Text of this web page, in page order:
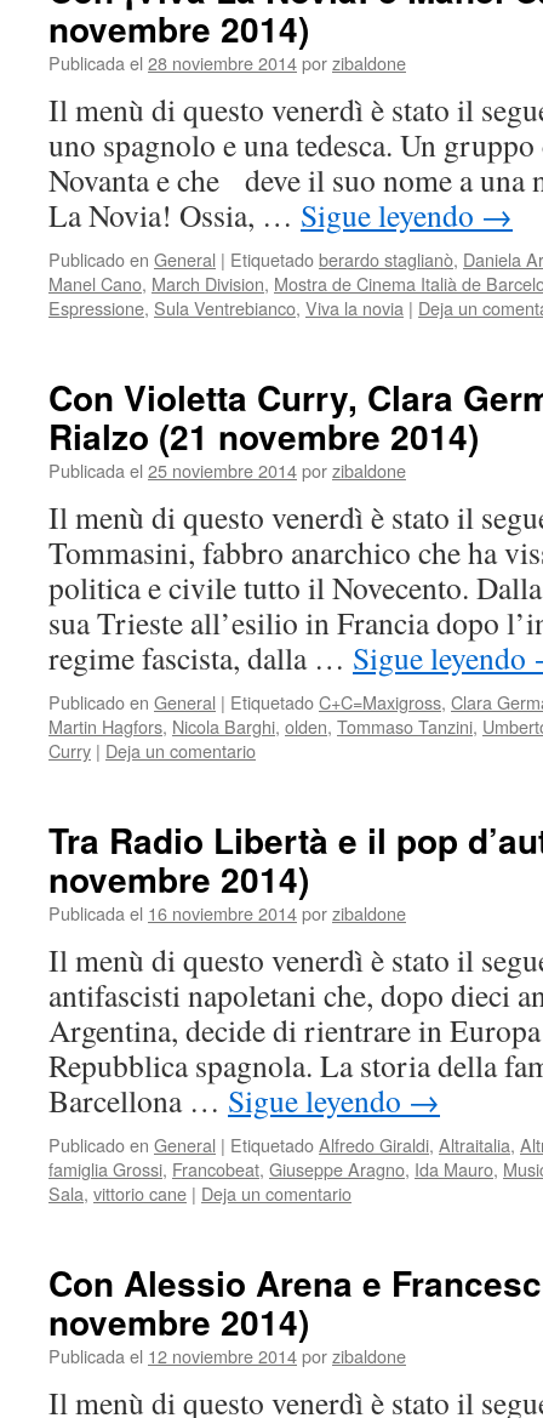
novembre 2014)
Publicada el 28 noviembre 2014porzibaldone
Il menù di questo venerdì è stato il
uno spagnolo e una tedesca. Un
Novanta e che deve il suo nome a una
La Novia! Ossia, … Sigue leyendo →
Publicado en General | Etiquetadoberardo staglianò, Daniela
Manel Cano, March Division, Mostra de Cinema Italià de
Espressione, Sula Ventrebianco, Viva la novia | Deja un
Con Violetta Curry, Clara
Rialzo (21 novembre 2014)
Publicada el 25 noviembre 2014porzibaldone
Il menù di questo venerdì è stato il
Tommasini, fabbro anarchico che ha
politica e civile tutto il Novecento.
sua Trieste all’esilio in Francia dopo
regime fascista, dalla … Sigue leyendo
Publicado en General | EtiquetadoC+C=Maxigross, Clara
Martin Hagfors, Nicola Barghi, olden, Tommaso Tanzini,
Curry | Deja un comentario
Tra Radio Libertà e il pop
novembre 2014)
Publicada el 16 noviembre 2014porzibaldone
Il menù di questo venerdì è stato il
antifascisti napoletani che, dopo dieci
Argentina, decide di rientrare in
Repubblica spagnola. La storia della
Barcellona … Sigue leyendo →
Publicado en General | EtiquetadoAlfredo Giraldi, Altraitalia,
famiglia Grossi, Francobeat, Giuseppe Aragno, Ida Mauro,
Sala, vittorio cane | Deja un comentario
Con Alessio Arena e
novembre 2014)
Publicada el 12 noviembre 2014porzibaldone
Il menù di questo venerdì è stato il